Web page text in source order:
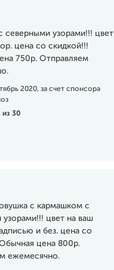
узорами!!! цвет
цена со скидкой!!!
750р. Отправляем
2020, за счет спонсора
из 30
с кармашком с
цвет на ваш
и без. цена со
цена 800р.
ежемесячно.